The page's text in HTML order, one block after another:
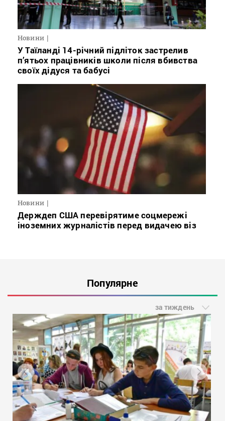
Новини
У Таїланді 14-річний підліток застрелив
п’ятьох працівників школи після вбивства
своїх дідуся та бабусі
Новини
Держдеп США перевірятиме соцмережі
іноземних журналістів перед видачею віз
Популярне
за тиждень